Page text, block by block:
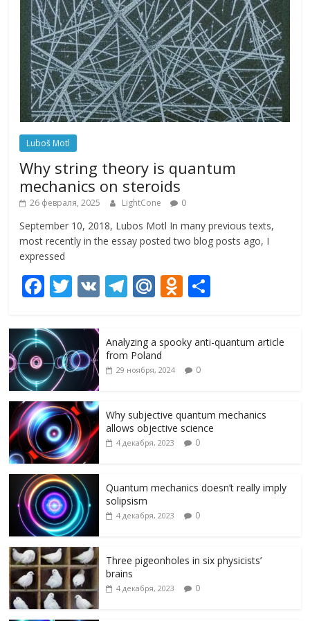
Luboš Motl
Why string theory is quantum
mechanics on steroids
26 февраля, 2025 LightCone 0
September 10, 2018, Lubos Motl In many previous texts,
most recently in the essay posted two blog posts ago, I
expressed
F
e
b
o
o
k
T
itt
er
V T
gr
a
M
R
u
O
n
o
kl
s
ni
р
и
т
Analyzing a spooky anti-quantum article
from Poland
29 ноября, 2024 0
Why subjective quantum mechanics
allows objective science
4 декабря, 2023 0
Quantum mechanics doesn’t really imply
solipsism
4 декабря, 2023 0
Three pigeonholes in six physicists’
brains
4 декабря, 2023 0